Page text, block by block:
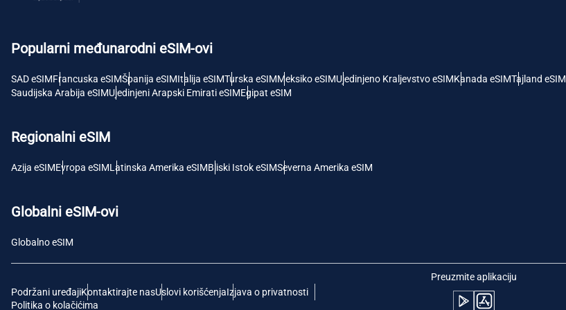
Popularni međunarodni eSIM-ovi
SAD eSIMFrancuska eSIMŠpanija eSIMItalija eSIMTurska eSIMMeksiko eSIMUjedinjeno Kraljevstvo eSIMKanada eSIMTajland eSIM
Saudijska Arabija eSIMUjedinjeni Arapski Emirati eSIMEgipat eSIM
Regionalni eSIM
Azija eSIMEvropa eSIMLatinska Amerika eSIMBliski Istok eSIMSeverna Amerika eSIM
Globalni eSIM-ovi
Globalno eSIM
Podržani uređajiKontaktirajte nasUslovi korišćenjaIzjava o privatnosti
Politika o kolačićima
Preuzmite aplikaciju
Polski Português
THB - Tajlandski Bat